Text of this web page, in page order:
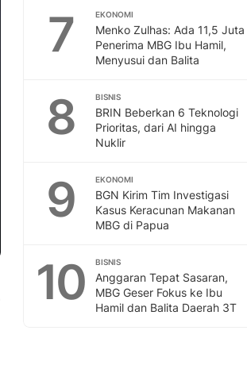
7 EKONOMI
Menko Zulhas: Ada 11,5 Juta
Penerima MBG Ibu Hamil,
Menyusui dan Balita
8 BISNIS
BRIN Beberkan 6 Teknologi
Prioritas, dari AI hingga
Nuklir
9 EKONOMI
BGN Kirim Tim Investigasi
Kasus Keracunan Makanan
MBG di Papua
10 BISNIS
Anggaran Tepat Sasaran,
MBG Geser Fokus ke Ibu
Hamil dan Balita Daerah 3T